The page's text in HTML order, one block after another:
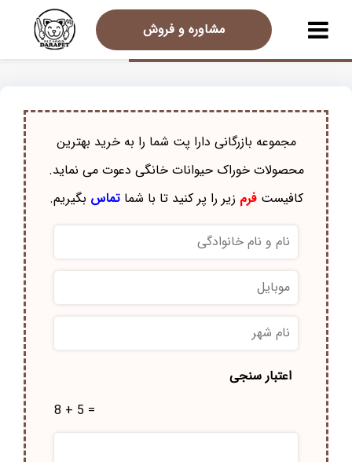
مشاوره و فروش
مجموعه بازرگانی دارا پت شما را به خرید بهترین
محصولات خوراک حيوانات خانگی دعوت می نماید.
کافیستفرم زیر را پر کنید تا با شماتماس بگیریم.
نام
و
خانوادگی
موبایل
نام
شهر
*
اعتبار سنجی
8 + 5 =